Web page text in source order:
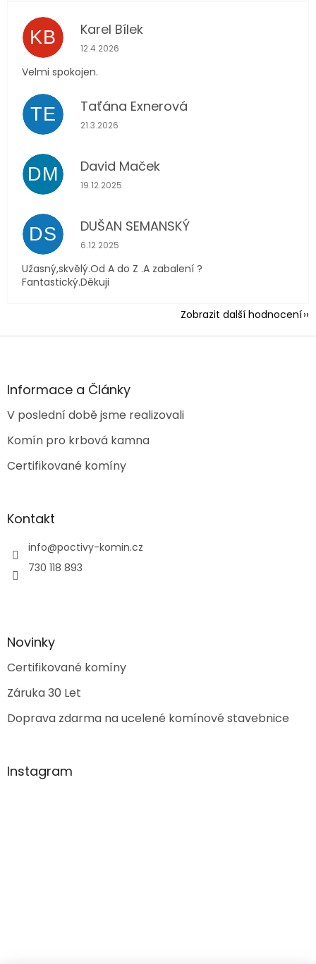
KB Karel Bílek
Hodnocení obchodu je 5 z 5 hvězdiček.
12.4.2026
Velmi spokojen.
TE Taťána Exnerová
Hodnocení obchodu je 5 z 5 hvězdiček.
21.3.2026
DM David Maček
Hodnocení obchodu je 5 z 5 hvězdiček.
19.12.2025
DS DUŠAN SEMANSKÝ
Hodnocení obchodu je 5 z 5 hvězdiček.
6.12.2025
Užasný,skvělý.Od A do Z .A zabalení ?
Fantastický.Děkuji
Zobrazit další hodnocení
Z
aInformace a Články
V poslední době jsme realizovali
Komín pro krbová kamna
Certifikované komíny
Kontakt
info@poctivy-komin.cz
730 118 893
Novinky
Certifikované komíny
Záruka 30 Let
Doprava zdarma na ucelené komínové stavebnice
Instagram